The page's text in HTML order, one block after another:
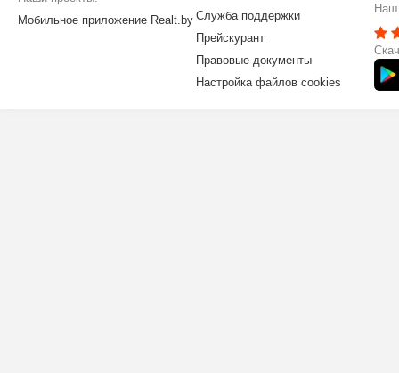
Мобильное приложение Realt.by Служба поддержки
Прейскурант
Правовые документы
Настройка файлов cookies
Наш